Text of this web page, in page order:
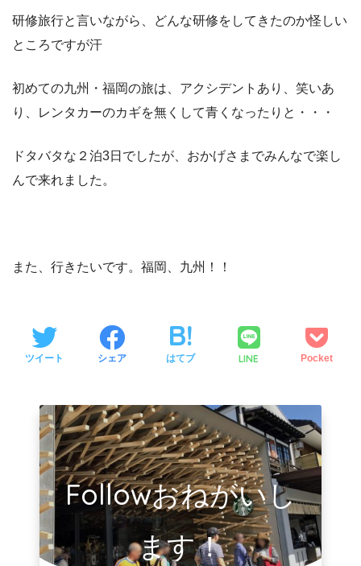
研修旅行と言いながら、どんな研修をしてきたのか怪しい
ところですが汗
初めての九州・福岡の旅は、アクシデントあり、笑いあ
り、レンタカーのカギを無くして青くなったりと・・・
ドタバタな２泊3日でしたが、おかげさまでみんなで楽し
んで来れました。
また、行きたいです。福岡、九州！！
ツイート シェア はてブ LINE Pocket
Followおねがいし
ます！